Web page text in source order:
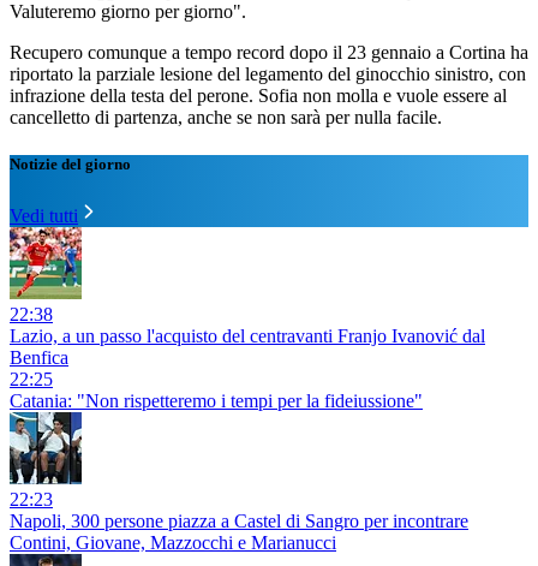
Valuteremo giorno per giorno".
Recupero comunque a tempo record dopo il 23 gennaio a Cortina ha
riportato la parziale lesione del legamento del ginocchio sinistro, con
infrazione della testa del perone. Sofia non molla e vuole essere al
cancelletto di partenza, anche se non sarà per nulla facile.
Notizie del giorno
Vedi tutti
22:38
Lazio, a un passo l'acquisto del centravanti Franjo Ivanović dal
Benfica
22:25
Catania: "Non rispetteremo i tempi per la fideiussione"
22:23
Napoli, 300 persone piazza a Castel di Sangro per incontrare
Contini, Giovane, Mazzocchi e Marianucci